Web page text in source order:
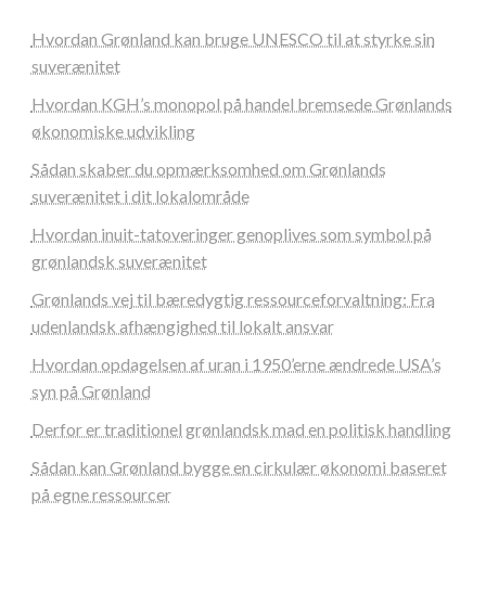
Hvordan Grønland kan bruge UNESCO til at styrke sin
suverænitet
Hvordan KGH’s monopol på handel bremsede Grønlands
økonomiske udvikling
Sådan skaber du opmærksomhed om Grønlands
suverænitet i dit lokalområde
Hvordan inuit-tatoveringer genoplives som symbol på
grønlandsk suverænitet
Grønlands vej til bæredygtig ressourceforvaltning: Fra
udenlandsk afhængighed til lokalt ansvar
Hvordan opdagelsen af uran i 1950’erne ændrede USA’s
syn på Grønland
Derfor er traditionel grønlandsk mad en politisk handling
Sådan kan Grønland bygge en cirkulær økonomi baseret
på egne ressourcer